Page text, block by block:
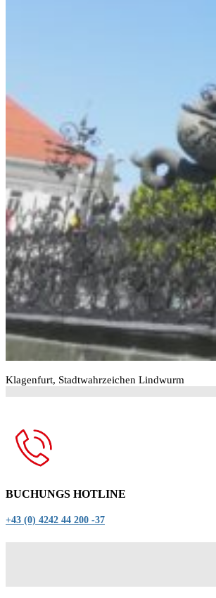
Klagenfurt, Stadtwahrzeichen Lindwurm
BUCHUNGS HOTLINE
+43 (0) 4242 44 200 -37